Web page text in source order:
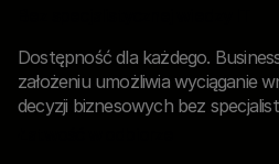
Dostępność dla każdego.
założeniu umożliwia wyciąganie
decyzji biznesowych bez